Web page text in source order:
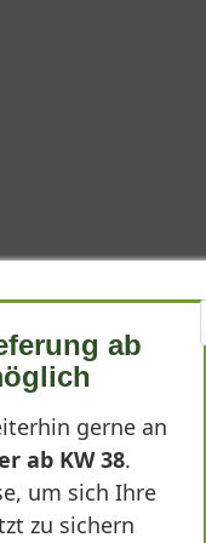
wertvolle
Garten weithin
ist in den
ab
gerne an
ab KW 38.
um sich Ihre
zu sichern